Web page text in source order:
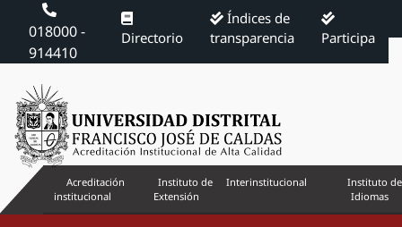
018000 -
914410
Directorio
Índices de
transparencia
Participa
Acreditación
institucional
Instituto de
Extensión
Interinstitucional
Instituto de
Idiomas